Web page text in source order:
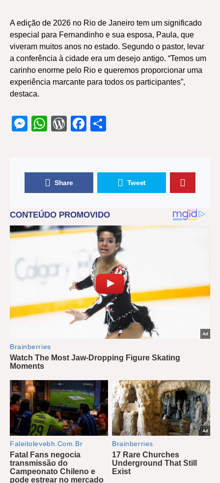
A edição de 2026 no Rio de Janeiro tem um significado
especial para Fernandinho e sua esposa, Paula, que
viveram muitos anos no estado. Segundo o pastor, levar
a conferência à cidade era um desejo antigo. “Temos um
carinho enorme pelo Rio e queremos proporcionar uma
experiência marcante para todos os participantes”,
destaca.
Messenger
WhatsApp
WordPress
Facebook
Share Tweet